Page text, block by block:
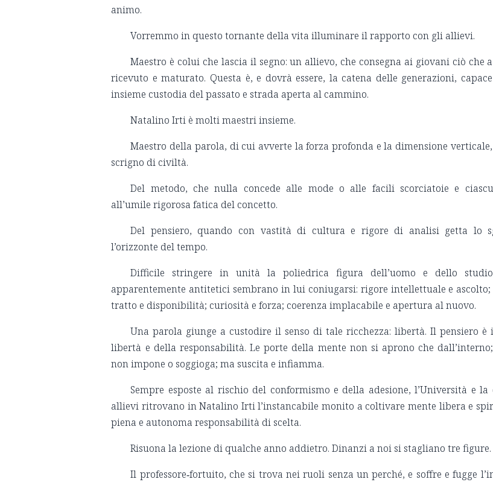
animo.
Vorremmo in questo tornante della vita illuminare il rapporto con gli allievi.
Maestro è colui che lascia il segno: un allievo, che consegna ai giovani ciò che
ricevuto e maturato. Questa è, e dovrà essere, la catena delle generazioni,
insieme custodia del passato e strada aperta al cammino.
Natalino Irti è molti maestri insieme.
Maestro della parola, di cui avverte la forza profonda e la dimensione
scrigno di civiltà.
Del metodo, che nulla concede alle mode o alle facili scorciatoie e
all’umile rigorosa fatica del concetto.
Del pensiero, quando con vastità di cultura e rigore di analisi getta lo
l’orizzonte del tempo.
Difficile stringere in unità la poliedrica figura dell’uomo e dello
apparentemente antitetici sembrano in lui coniugarsi: rigore intellettuale e ascolto;
tratto e disponibilità; curiosità e forza; coerenza implacabile e apertura al nuovo.
Una parola giunge a custodire il senso di tale ricchezza: libertà. Il pensiero è
libertà e della responsabilità. Le porte della mente non si aprono che
non impone o soggioga; ma suscita e infiamma.
Sempre esposte al rischio del conformismo e della adesione, l’Università e
allievi ritrovano in Natalino Irti l’instancabile monito a coltivare mente libera e
piena e autonoma responsabilità di scelta.
Risuona la lezione di qualche anno addietro. Dinanzi a noi si stagliano tre figure.
Il professore‑fortuito, che si trova nei ruoli senza un perché, e soffre e fugge